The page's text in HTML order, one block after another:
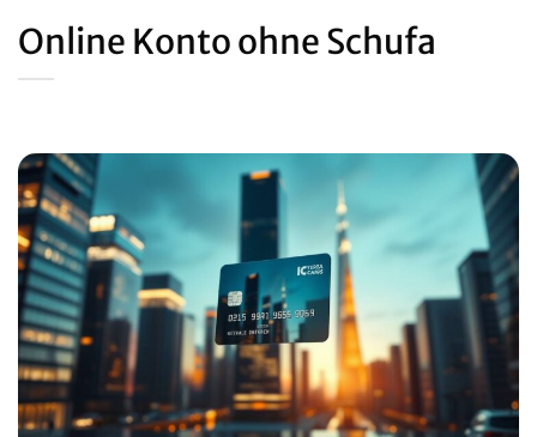
Online Konto ohne Schufa